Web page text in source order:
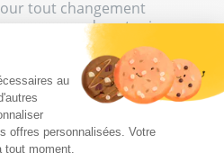
au
offres personnalisées. Votre
tout moment.
tout changement
recommandons toujours
traitant pour obtenir
adaptés. En effet,
peuvent être
L'EAU DE